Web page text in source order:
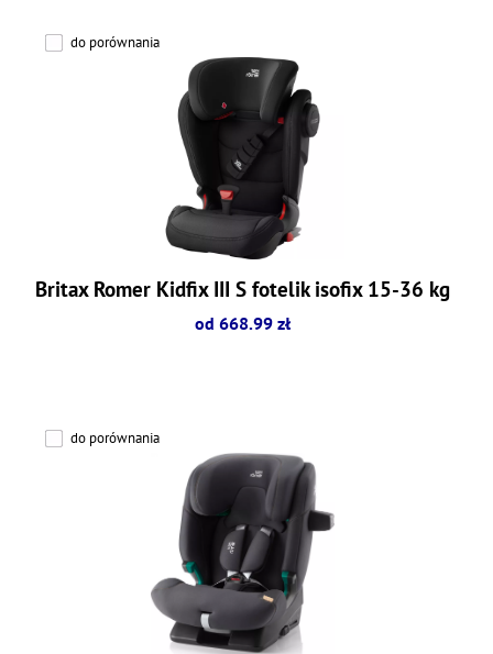
do porównania
Britax Romer Kidfix III S fotelik isofix 15-36 kg
od 668.99 zł
do porównania